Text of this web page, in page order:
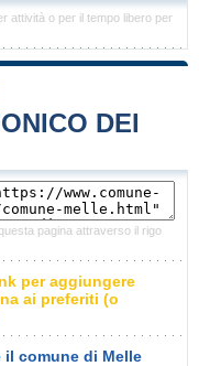
attività o per il tempo libero per
DEI
pagina attraverso il rigo
per aggiungere
ai preferiti (o
il comune di Melle